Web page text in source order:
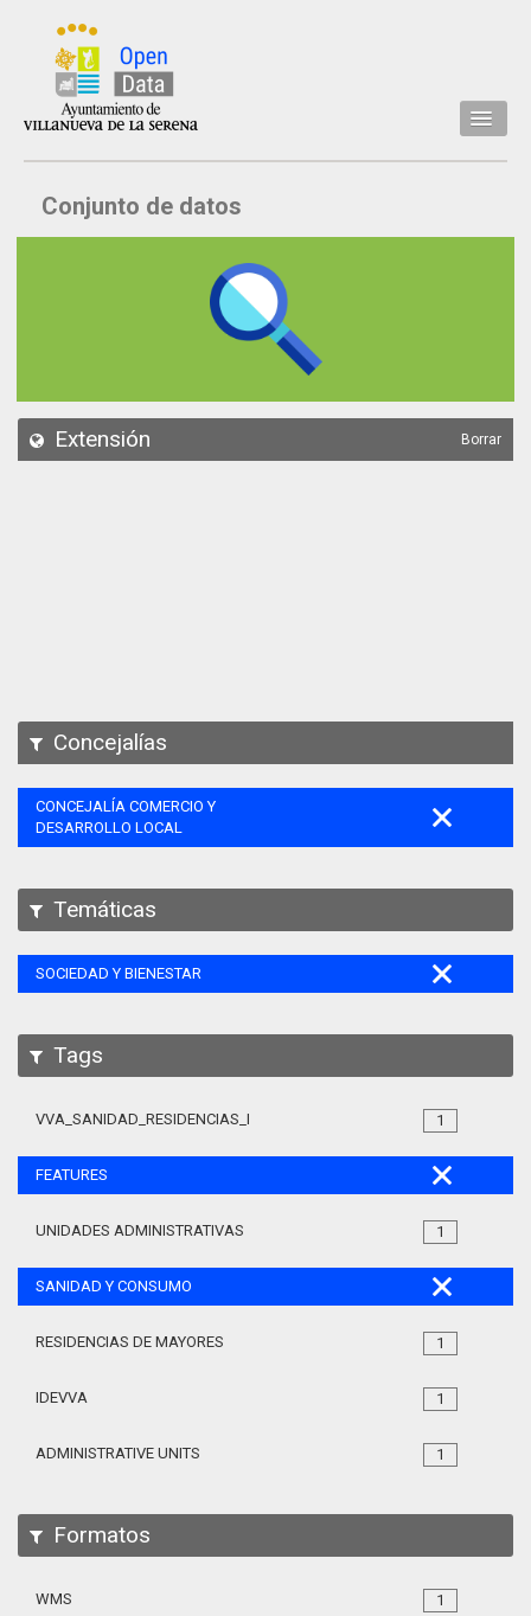
Inicio
Datos
API
Conjunto de datos
Extensión Borrar
Concejalías
CONCEJALÍA COMERCIO Y
DESARROLLO LOCAL
Temáticas
SOCIEDAD Y BIENESTAR
Tags
1
VVA_SANIDAD_RESIDENCIAS_MAYORES_105
FEATURES
1
UNIDADES ADMINISTRATIVAS
SANIDAD Y CONSUMO
1
RESIDENCIAS DE MAYORES
1
IDEVVA
1
ADMINISTRATIVE UNITS
Formatos
1
WMS